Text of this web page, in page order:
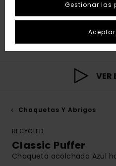
VER
Chaquetas Y Abrigos
RECYCLED
Classic Puffer
Chaqueta acolchada Azul
Gestionar las